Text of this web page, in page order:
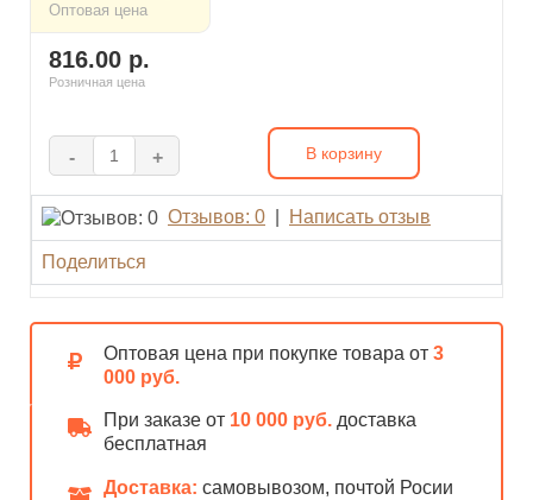
Оптовая цена
816.00 р.
Розничная цена
- + В корзину
Отзывов: 0 Написать отзыв
Поделиться
Оптовая цена при покупке товара от 3
000 руб.
При заказе от 10 000 руб. доставка
бесплатная
Доставка: самовывозом, почтой Росии